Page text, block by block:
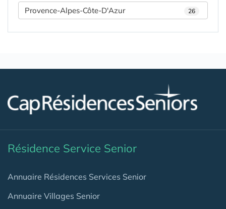
Provence-Alpes-Côte-D'Azur 26
Résidence Service Senior
Annuaire Résidences Services Senior
Annuaire Villages Senior